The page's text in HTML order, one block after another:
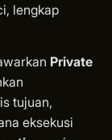
lengkap
Private
tujuan,
eksekusi